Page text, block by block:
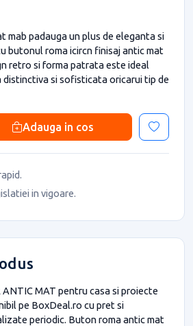
mab padauga un plus de eleganta si
butonul roma icircn finisaj antic mat
retro si forma patrata este ideal
si sofisticata oricarui tip de
Adauga in cos
in vigoare.
ANTIC MAT pentru casa si proiecte
pe BoxDeal.ro cu pret si
periodic. Buton roma antic mat